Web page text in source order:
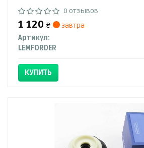
0 отзывов
1 120 ₴
завтра
Артикул:
LEMFORDER
КУПИТЬ